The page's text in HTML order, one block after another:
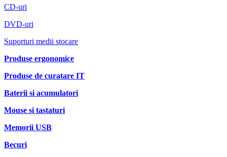
CD-uri
DVD-uri
Suporturi medii stocare
Produse ergonomice
Produse de curatare IT
Baterii si acumulatori
Mouse si tastaturi
Memorii USB
Becuri